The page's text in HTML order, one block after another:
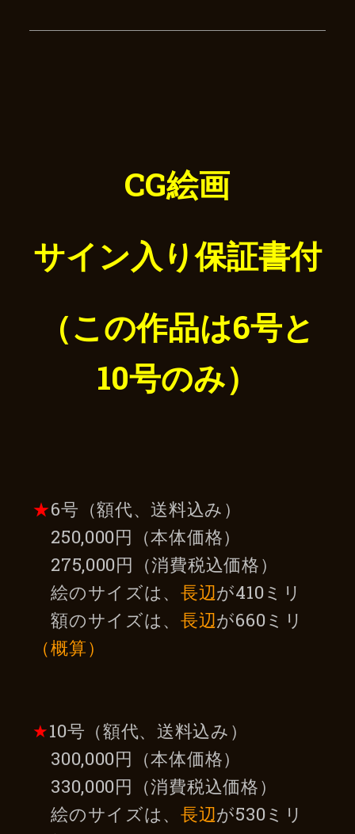
CG絵画
サイン入り保証書付
（この作品は6号と
10号のみ）
★6号（額代、送料込み）
250,000円（本体価格）
275,000円（消費税込価格）
絵のサイズは、長辺が410ミリ
額のサイズは、長辺が660ミリ
（概算）
★10号（額代、送料込み）
300,000円（本体価格）
330,000円（消費税込価格）
絵のサイズは、長辺が530ミリ